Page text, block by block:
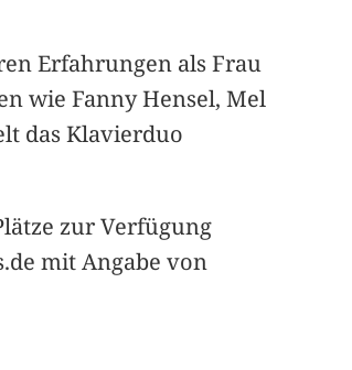
Erfahrungen als Frau
wie Fanny Hensel, Mel
das Klavierduo
zur Verfügung
mit Angabe von